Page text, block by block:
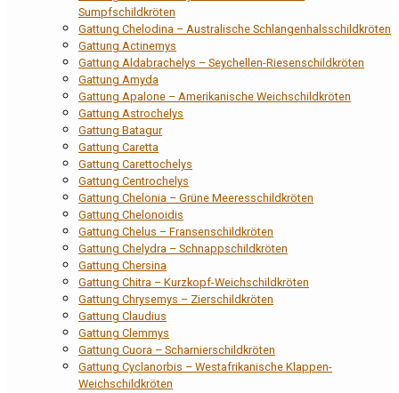
Sumpfschildkröten
Gattung Chelodina – Australische Schlangenhalsschildkröten
Gattung Actinemys
Gattung Aldabrachelys – Seychellen-Riesenschildkröten
Gattung Amyda
Gattung Apalone – Amerikanische Weichschildkröten
Gattung Astrochelys
Gattung Batagur
Gattung Caretta
Gattung Carettochelys
Gattung Centrochelys
Gattung Chelonia – Grüne Meeresschildkröten
Gattung Chelonoidis
Gattung Chelus – Fransenschildkröten
Gattung Chelydra – Schnappschildkröten
Gattung Chersina
Gattung Chitra – Kurzkopf-Weichschildkröten
Gattung Chrysemys – Zierschildkröten
Gattung Claudius
Gattung Clemmys
Gattung Cuora – Scharnierschildkröten
Gattung Cyclanorbis – Westafrikanische Klappen-
Weichschildkröten